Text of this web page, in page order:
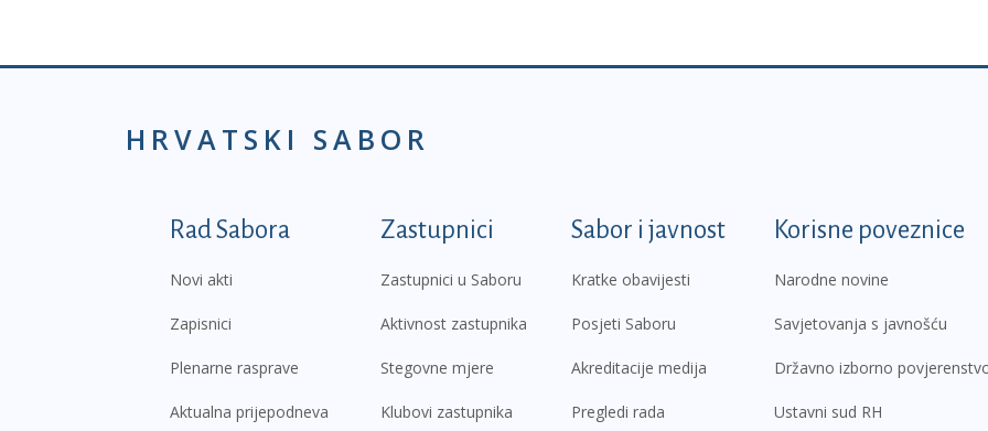
HRVATSKI SABOR
Podnožje prvi izbornik
Rad Sabora
Novi akti
Zapisnici
Plenarne rasprave
Aktualna prijepodneva
Zastupnici
Zastupnici u Saboru
Aktivnost zastupnika
Stegovne mjere
Klubovi zastupnika
Sabor i javnost
Kratke obavijesti
Posjeti Saboru
Akreditacije medija
Pregledi rada
Korisne poveznice
Narodne novine
Savjetovanja s javnošću
Državno izborno
Ustavni sud RH